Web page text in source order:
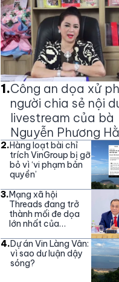
1.Công an dọa xử
người chia sẻ nội
livestream của bà
Nguyễn Phương
2.Hàng loạt bài chỉ
trích VinGroup bị gỡ
bỏ vì ‘vi phạm bản
quyền’
3.Mạng xã hội
Threads đang trở
thành mối đe dọa
lớn nhất của
4.Dự án Vin Làng Vân:
vì sao dư luận dậy
sóng?